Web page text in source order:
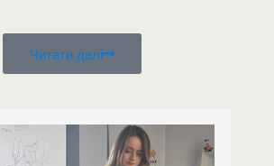
Читати далі